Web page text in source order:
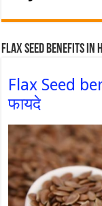
Flax Seed Benefits in
Flax Seed
फायदे